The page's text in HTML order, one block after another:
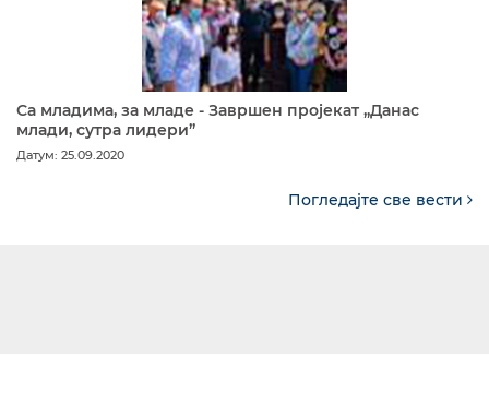
Са младима, за младе - Завршен пројекат „Данас
млади, сутра лидери”
Датум: 25.09.2020
Погледајте све вести